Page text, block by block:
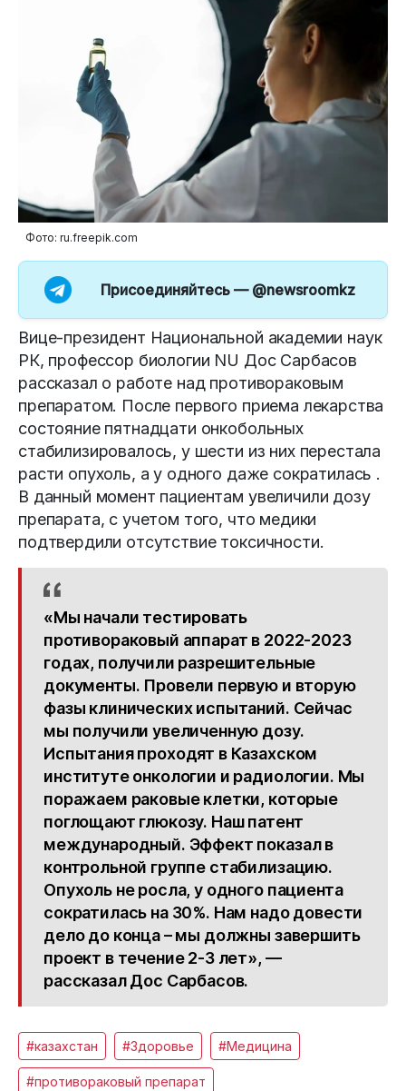
Фото: ru.freepik.com
Присоединяйтесь — @newsroomkz
Вице-президент Национальной академии наук
РК, профессор биологии NU Дос Сарбасов
рассказал о работе над противораковым
препаратом. После первого приема лекарства
состояние пятнадцати онкобольных
стабилизировалось, у шести из них перестала
расти опухоль, а у одного даже сократилась .
В данный момент пациентам увеличили дозу
препарата, с учетом того, что медики
подтвердили отсутствие токсичности.
«Мы начали тестировать
противораковый аппарат в 2022-2023
годах, получили разрешительные
документы. Провели первую и вторую
фазы клинических испытаний. Сейчас
мы получили увеличенную дозу.
Испытания проходят в Казахском
институте онкологии и радиологии. Мы
поражаем раковые клетки, которые
поглощают глюкозу. Наш патент
международный. Эффект показал в
контрольной группе стабилизацию.
Опухоль не росла, у одного пациента
сократилась на 30%. Нам надо довести
дело до конца – мы должны завершить
проект в течение 2-3 лет», —
рассказал Дос Сарбасов.
#казахстан #Здоровье #Медицина
#противораковый препарат